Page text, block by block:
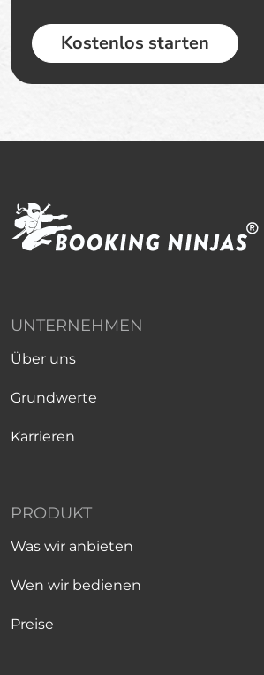
Kostenlos starten
UNTERNEHMEN
Über uns
Grundwerte
Karrieren
PRODUKT
Was wir anbieten
Wen wir bedienen
Preise